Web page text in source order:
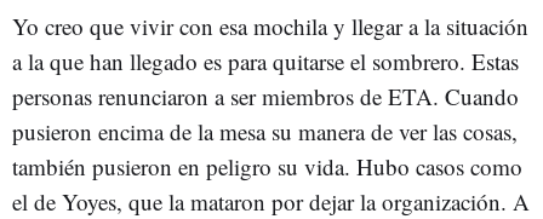
Yo creo que vivir con esa mochila y llegar a la situación
a la que han llegado es para quitarse el sombrero. Estas
personas renunciaron a ser miembros de ETA. Cuando
pusieron encima de la mesa su manera de ver las cosas,
también pusieron en peligro su vida. Hubo casos como
el de Yoyes, que la mataron por dejar la organización. A